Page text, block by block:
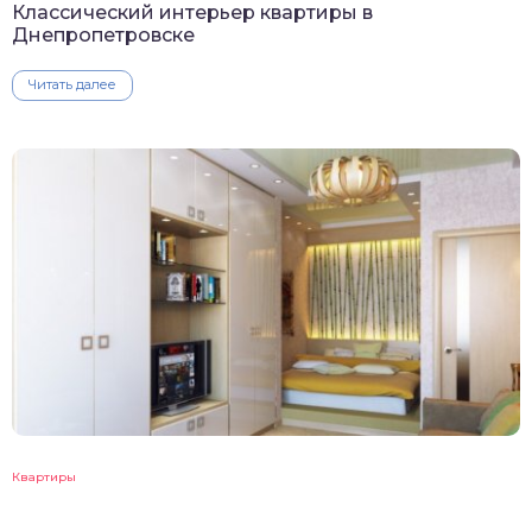
Классический интерьер квартиры в
Днепропетровске
Читать далее
Квартиры